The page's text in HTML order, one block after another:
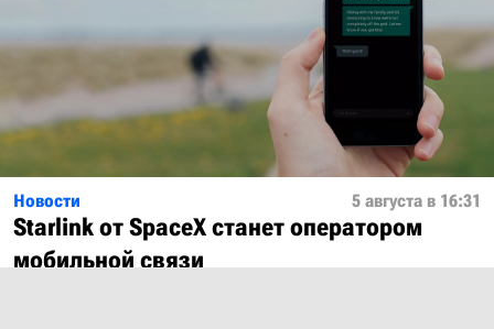
Новости 5 августа в 16:31
Starlink от SpaceX станет оператором
мобильной связи